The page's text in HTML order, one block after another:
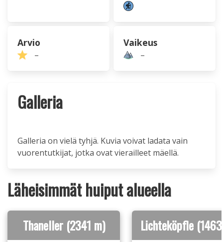
Arvio
–
Vaikeus
–
Galleria
Galleria on vielä tyhjä. Kuvia voivat ladata vain
vuorentutkijat, jotka ovat vierailleet mäellä.
Läheisimmät huiput alueella
Thaneller (2341 m) Lichteköpfle